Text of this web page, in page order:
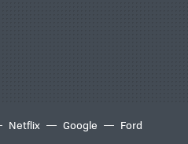
Netflix Google Ford